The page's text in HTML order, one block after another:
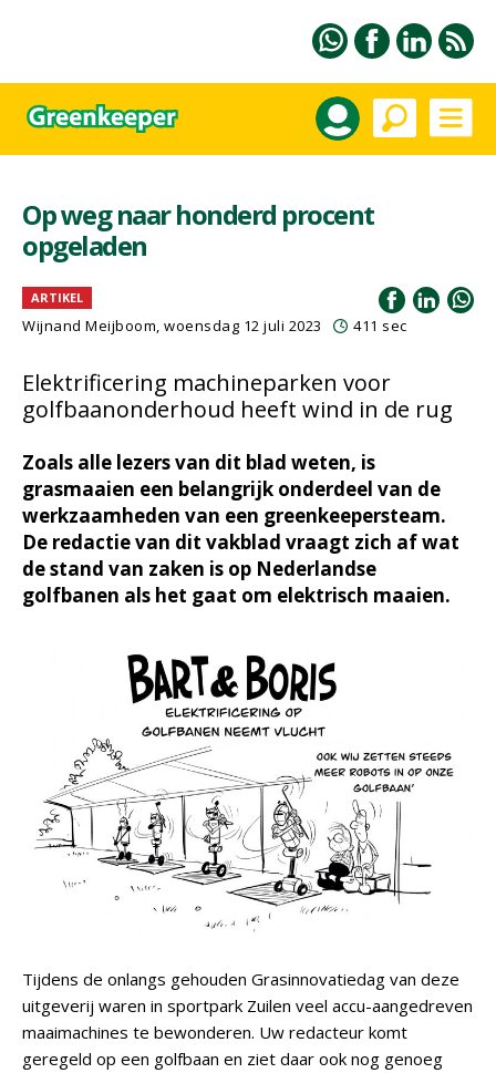
Op weg naar honderd procent
opgeladen
ARTIKEL
Wijnand Meijboom, woensdag 12 juli 2023 411 sec
Elektrificering machineparken voor
golfbaanonderhoud heeft wind in de rug
Zoals alle lezers van dit blad weten, is
grasmaaien een belangrijk onderdeel van de
werkzaamheden van een greenkeepersteam.
De redactie van dit vakblad vraagt zich af wat
de stand van zaken is op Nederlandse
golfbanen als het gaat om elektrisch maaien.
Tijdens de onlangs gehouden Grasinnovatiedag van deze
uitgeverij waren in sportpark Zuilen veel accu-aangedreven
maaimachines te bewonderen. Uw redacteur komt
geregeld op een golfbaan en ziet daar ook nog genoeg